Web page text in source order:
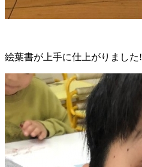
絵葉書が上手に仕上がりました!